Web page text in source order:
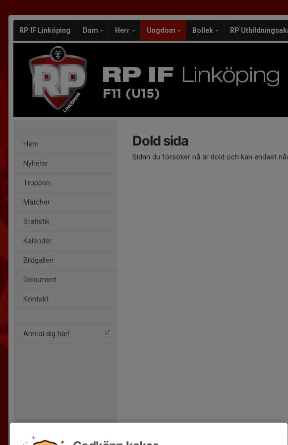
RP IF Linköping Dam Herr Ungdom Bollek RP
F11 (U15)
Hem
Nyheter
Truppen
Matcher
Statistik
Kalender
Bildgalleri
Dokument
Kontakt
Anmäl dig här!
Dold sida
Sidan du försöker nå är dold och kan endast